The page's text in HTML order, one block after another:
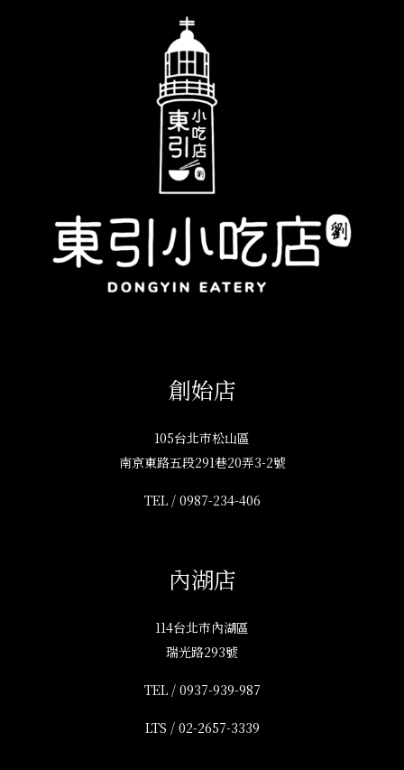
創始店
105台北市松山區
南京東路五段291巷20弄3-2號
TEL / 0987-234-406
內湖店
114台北市內湖區
瑞光路293號
TEL / 0937-939-987
LTS / 02-2657-3339